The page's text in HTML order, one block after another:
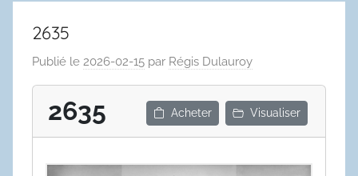
2635
Publié le 2026-02-15 par Régis Dulauroy
2635 Acheter Visualiser